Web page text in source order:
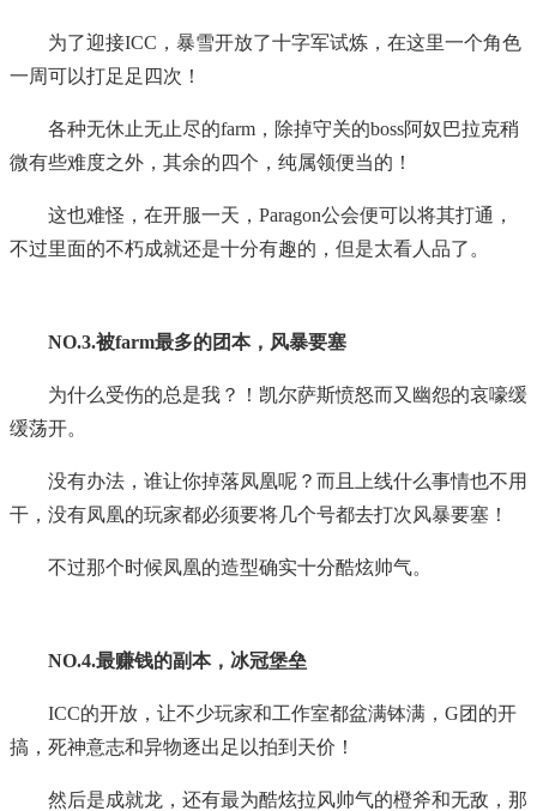
为了迎接ICC，暴雪开放了十字军试炼，在这里一个角色
一周可以打足足四次！
各种无休止无止尽的farm，除掉守关的boss阿奴巴拉克稍
微有些难度之外，其余的四个，纯属领便当的！
这也难怪，在开服一天，Paragon公会便可以将其打通，
不过里面的不朽成就还是十分有趣的，但是太看人品了。
NO.3.被farm最多的团本，风暴要塞
为什么受伤的总是我？！凯尔萨斯愤怒而又幽怨的哀嚎缓
缓荡开。
没有办法，谁让你掉落凤凰呢？而且上线什么事情也不用
干，没有凤凰的玩家都必须要将几个号都去打次风暴要塞！
不过那个时候凤凰的造型确实十分酷炫帅气。
NO.4.最赚钱的副本，冰冠堡垒
ICC的开放，让不少玩家和工作室都盆满钵满，G团的开
搞，死神意志和异物逐出足以拍到天价！
然后是成就龙，还有最为酷炫拉风帅气的橙斧和无敌，那